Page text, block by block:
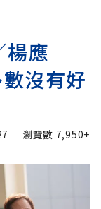
楊應
沒有好
瀏覽數 7,950+